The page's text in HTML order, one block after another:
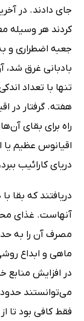
جای دادند. در
کردند هر وسیله
جعبه اضطراری و
تنها با تعداد
هفته. گرفتار در
راه برای بقای
اقیانوس عظیم
دریای کارائیب
دریافتند که بقا
آنهاست. غذای
مصرف آن را به
ماهی و ابداع
در افزایش منابع
می‌توانستند
فقط کافی بود تا